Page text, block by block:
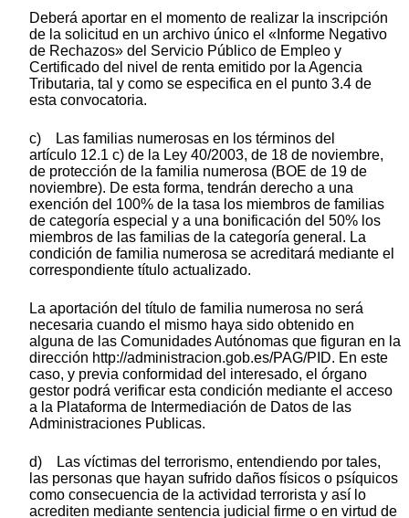
Deberá aportar en el momento de realizar la inscripción
de la solicitud en un archivo único el «Informe Negativo
de Rechazos» del Servicio Público de Empleo y
Certificado del nivel de renta emitido por la Agencia
Tributaria, tal y como se especifica en el punto 3.4 de
esta convocatoria.
c) Las familias numerosas en los términos del
artículo 12.1 c) de la Ley 40/2003, de 18 de noviembre,
de protección de la familia numerosa (BOE de 19 de
noviembre). De esta forma, tendrán derecho a una
exención del 100% de la tasa los miembros de familias
de categoría especial y a una bonificación del 50% los
miembros de las familias de la categoría general. La
condición de familia numerosa se acreditará mediante el
correspondiente título actualizado.
La aportación del título de familia numerosa no será
necesaria cuando el mismo haya sido obtenido en
alguna de las Comunidades Autónomas que figuran en la
dirección http://administracion.gob.es/PAG/PID. En este
caso, y previa conformidad del interesado, el órgano
gestor podrá verificar esta condición mediante el acceso
a la Plataforma de Intermediación de Datos de las
Administraciones Publicas.
d) Las víctimas del terrorismo, entendiendo por tales,
las personas que hayan sufrido daños físicos o psíquicos
como consecuencia de la actividad terrorista y así lo
acrediten mediante sentencia judicial firme o en virtud de